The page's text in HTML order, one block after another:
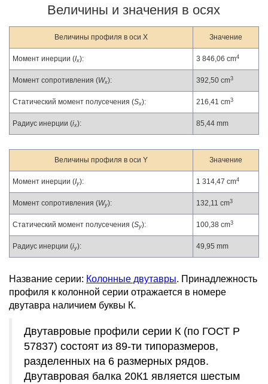
Величины и значения в осях
Величины профиля в оси X Значение
Момент инерции (Ix): 3 846,06 cm4
Момент сопротивления (Wx): 392,50 cm3
Статический момент полусечения (Sx): 216,41 cm3
Радиус инерции (ix): 85,44 mm
Величины профиля в оси Y Значение
Момент инерции (Iy): 1 314,47 cm4
Момент сопротивления (Wy): 132,11 cm3
Статический момент полусечения (Sy): 100,38 cm3
Радиус инерции (iy): 49,95 mm
Название серии: Колонные двутавры. Принадлежность
профиля к колонной серии отражается в номере
двутавра наличием буквы К.
Двутавровые профили серии К (по ГОСТ Р
57837) состоят из 89-ти типоразмеров,
разделенных на 6 размерных рядов.
Двутавровая балка 20К1 является шестым